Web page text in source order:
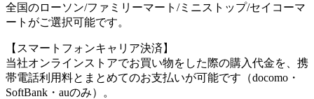
全国のローソン/ファミリーマート/ミニストップ/セイコーマ
ートがご選択可能です。
【スマートフォンキャリア決済】
当社オンラインストアでお買い物をした際の購入代金を、携
帯電話利用料とまとめてのお支払いが可能です（docomo・
SoftBank・auのみ）。